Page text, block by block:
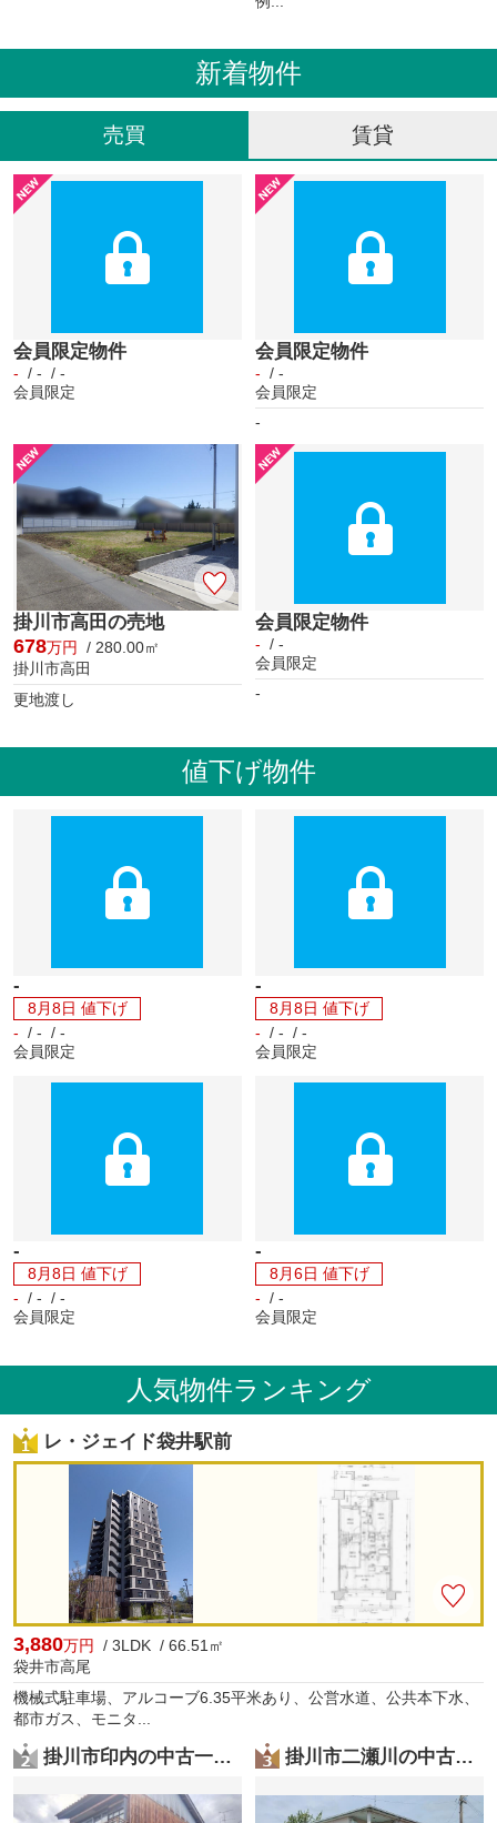
新着物件
売買 賃貸
会員限定物件
- / - / -
会員限定
会員限定物件
- / -
会員限定
-
掛川市高田の売地
678万円
/ 280.00㎡
掛川市高田
更地渡し
会員限定物件
- / -
会員限定
-
値下げ物件
-
8月8日 値下げ
- / - / -
会員限定
-
8月8日 値下げ
- / - / -
会員限定
-
8月8日 値下げ
- / - / -
会員限定
-
8月6日 値下げ
- / -
会員限定
人気物件ランキング
レ・ジェイド袋井駅前
3,880万円
/ 3LDK / 66.51㎡
袋井市高尾
機械式駐車場、アルコーブ6.35平米あり、公営水道、公共本下水、
都市ガス、モニタ...
掛川市印内の中古一戸建 掛川市二瀬川の中古一戸建